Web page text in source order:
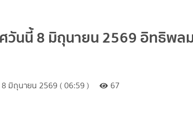
นนี้ 8 มิถุนายน 2569 อิทธิพล
8 มิถุนายน 2569 ( 06:59 ) 67